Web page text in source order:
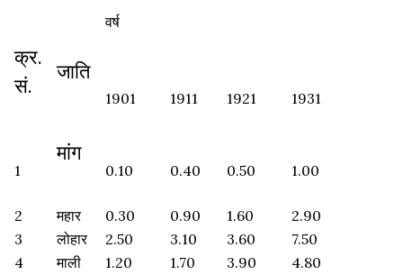
क्र.
सं.
जाति
वर्ष
1901 1911 1921 1931
1
मांग
0.10 0.40 0.50 1.00
2 महार 0.30 0.90 1.60
2.90
3
लोहार 2.50 3.10 3.60
7.50
4
माली 1.20 1.70 3.90
4.80